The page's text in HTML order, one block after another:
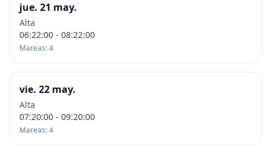
jue. 21 may.
Alta
06:22:00 - 08:22:00
Mareas: 4
vie. 22 may.
Alta
07:20:00 - 09:20:00
Mareas: 4